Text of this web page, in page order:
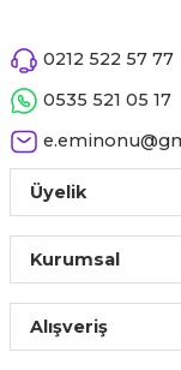
0212 522 57 77
0535 521 05 17
Üyelik
Kurumsal
Alışveriş